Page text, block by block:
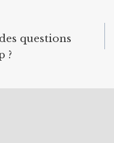
questions
?